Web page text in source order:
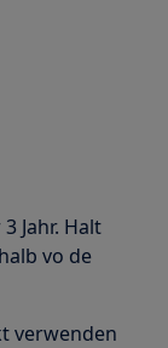
Jahr. Halt
vo de
verwenden